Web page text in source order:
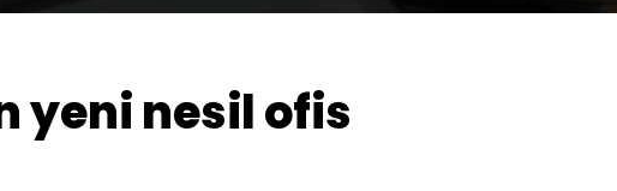
yeni nesil ofis